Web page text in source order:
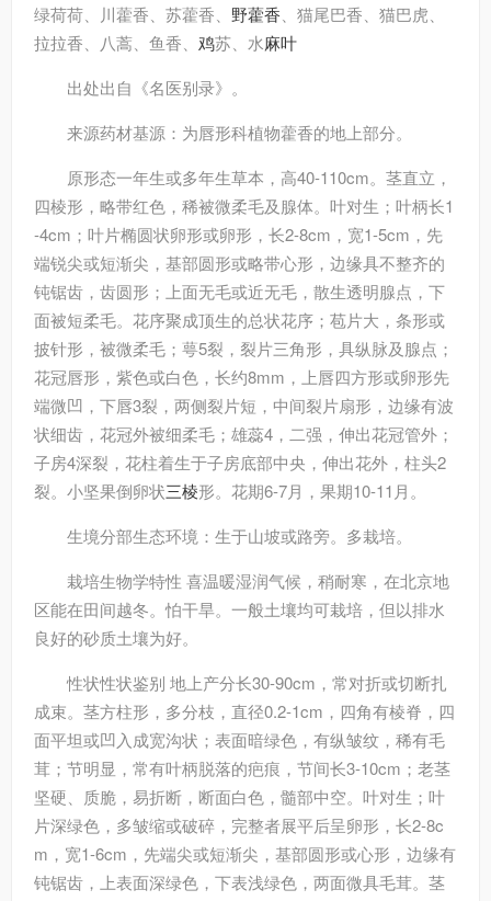
绿荷荷、川藿香、苏藿香、 野藿香 、猫尾巴香、猫巴虎、
拉拉香、八蒿、鱼香、 鸡苏、水麻叶
出处出自《名医别录》。
来源药材基源：为唇形科植物藿香的地上部分。
原形态一年生或多年生草本，高40-110cm。茎直立，
四棱形，略带红色，稀被微柔毛及腺体。叶对生；叶柄长1
-4cm；叶片椭圆状卵形或卵形，长2-8cm，宽1-5cm，先
端锐尖或短渐尖，基部圆形或略带心形，边缘具不整齐的
钝锯齿，齿圆形；上面无毛或近无毛，散生透明腺点，下
面被短柔毛。花序聚成顶生的总状花序；苞片大，条形或
披针形，被微柔毛；萼5裂，裂片三角形，具纵脉及腺点；
花冠唇形，紫色或白色，长约8mm，上唇四方形或卵形先
端微凹，下唇3裂，两侧裂片短，中间裂片扇形，边缘有波
状细齿，花冠外被细柔毛；雄蕊4，二强，伸出花冠管外；
子房4深裂，花柱着生于子房底部中央，伸出花外，柱头2
裂。小坚果倒卵状三棱形。花期6-7月，果期10-11月。
生境分部生态环境：生于山坡或路旁。多栽培。
栽培生物学特性 喜温暖湿润气候，稍耐寒，在北京地
区能在田间越冬。怕干旱。一般土壤均可栽培，但以排水
良好的砂质土壤为好。
性状性状鉴别 地上产分长30-90cm，常对折或切断扎
成束。茎方柱形，多分枝，直径0.2-1cm，四角有棱脊，四
面平坦或凹入成宽沟状；表面暗绿色，有纵皱纹，稀有毛
茸；节明显，常有叶柄脱落的疤痕，节间长3-10cm；老茎
坚硬、质脆，易折断，断面白色，髓部中空。叶对生；叶
片深绿色，多皱缩或破碎，完整者展平后呈卵形，长2-8c
m，宽1-6cm，先端尖或短渐尖，基部圆形或心形，边缘有
钝锯齿，上表面深绿色，下表浅绿色，两面微具毛茸。茎